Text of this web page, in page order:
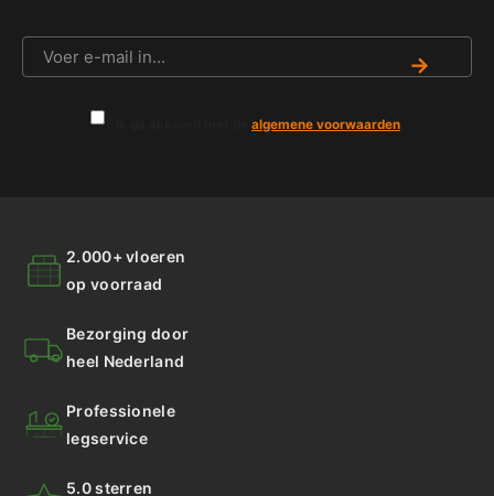
→
algemene voorwaarden
2.000+ vloeren
op voorraad
Bezorging door
heel Nederland
Professionele
legservice
5.0 sterren